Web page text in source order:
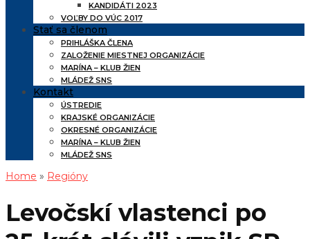
KANDIDÁTI 2023
VOĽBY DO VÚC 2017
Stať sa členom
PRIHLÁŠKA ČLENA
ZALOŽENIE MIESTNEJ ORGANIZÁCIE
MARÍNA – KLUB ŽIEN
MLÁDEŽ SNS
Kontakt
ÚSTREDIE
KRAJSKÉ ORGANIZÁCIE
OKRESNÉ ORGANIZÁCIE
MARÍNA – KLUB ŽIEN
MLÁDEŽ SNS
Home » Regióny
Levočskí vlastenci po